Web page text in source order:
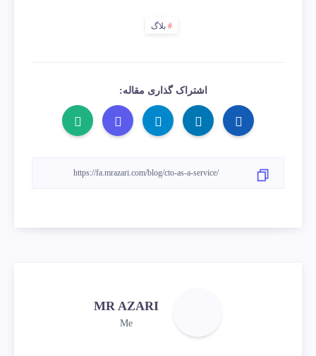
بلاگ
اشتراک گذاری مقاله:
MR AZARI
Me